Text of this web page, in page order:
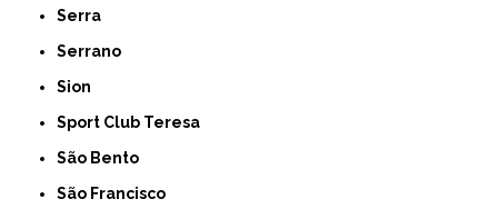
Serra
Serrano
Sion
Sport Club Teresa
São Bento
São Francisco